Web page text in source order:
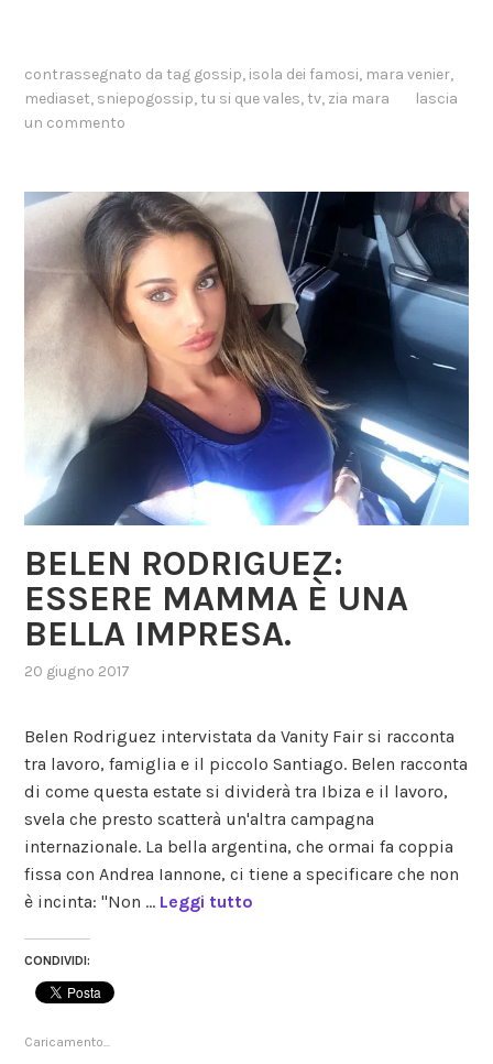
contrassegnato da tag gossip, isola dei famosi, mara venier,
mediaset, sniepogossip, tu si que vales, tv, zia mara
lascia
un commento
BELEN RODRIGUEZ:
ESSERE MAMMA È UNA
BELLA IMPRESA.
20 giugno 2017
belen
rodriguez,
gossip
Belen Rodriguez intervistata da Vanity Fair si racconta
tra lavoro, famiglia e il piccolo Santiago. Belen racconta
di come questa estate si dividerà tra Ibiza e il lavoro,
svela che presto scatterà un'altra campagna
internazionale. La bella argentina, che ormai fa coppia
fissa con Andrea Iannone, ci tiene a specificare che non
è incinta: "Non … Leggi tutto
CONDIVIDI:
Caricamento...